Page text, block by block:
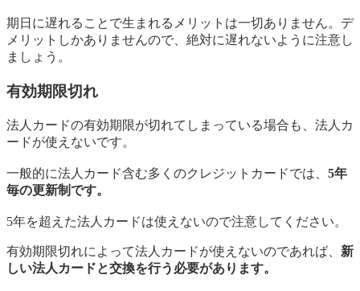
期日に遅れることで生まれるメリットは一切ありません。デ
メリットしかありませんので、絶対に遅れないように注意し
ましょう。
有効期限切れ
法人カードの有効期限が切れてしまっている場合も、法人カ
ードが使えないです。
一般的に法人カード含む多くのクレジットカードでは、 5年
毎の更新制です。
5年を超えた法人カードは使えないので注意してください。
有効期限切れによって法人カードが使えないのであれば、 新
しい法人カードと交換を行う必要があります。